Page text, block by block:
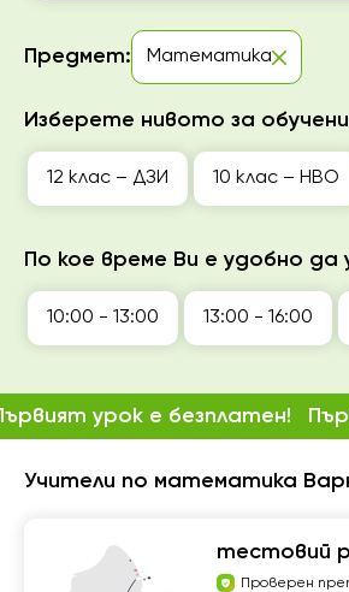
Учители по математика
тестовий
Проверен
урок е безплатен!
Предмет: Математика
Изберете нивото за
12 клас – ДЗИ 10 клас – НВО
По кое време Ви е удобно да
10:00 - 13:00 13:00 - 16:00